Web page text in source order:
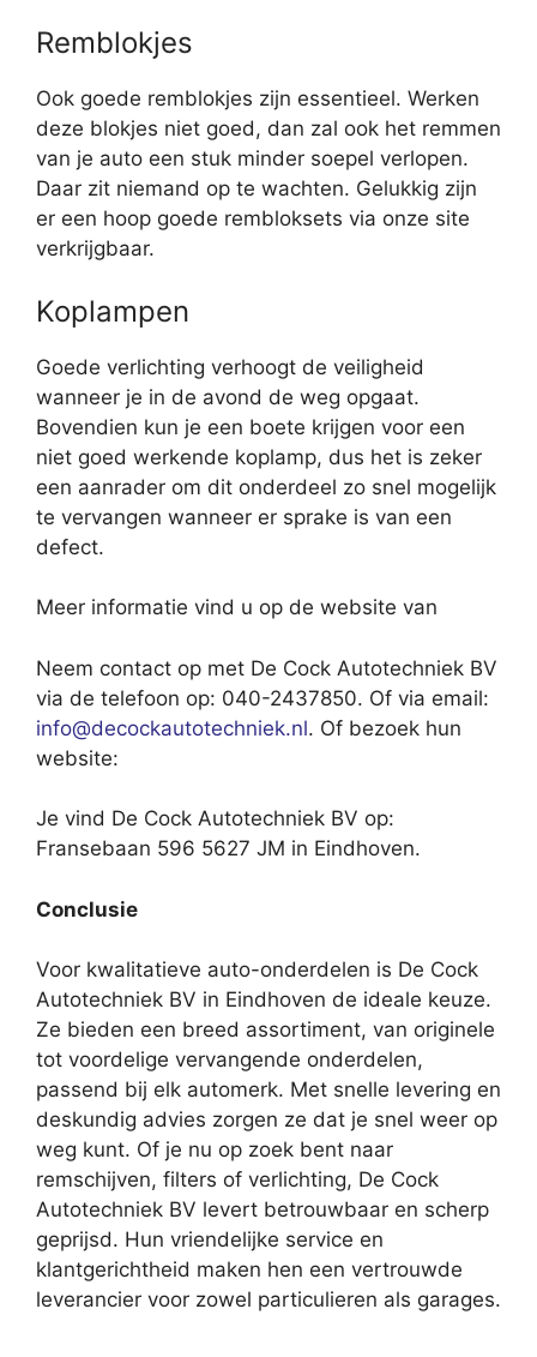
Remblokjes
Ook goede remblokjes zijn essentieel. Werken
deze blokjes niet goed, dan zal ook het remmen
van je auto een stuk minder soepel verlopen.
Daar zit niemand op te wachten. Gelukkig zijn
er een hoop goede rembloksets via onze site
verkrijgbaar.
Koplampen
Goede verlichting verhoogt de veiligheid
wanneer je in de avond de weg opgaat.
Bovendien kun je een boete krijgen voor een
niet goed werkende koplamp, dus het is zeker
een aanrader om dit onderdeel zo snel mogelijk
te vervangen wanneer er sprake is van een
defect.
Meer informatie vind u op de website van
Neem contact op met De Cock Autotechniek BV
via de telefoon op: 040-2437850. Of via email:
info@decockautotechniek.nl. Of bezoek hun
website:
Je vind De Cock Autotechniek BV op:
Fransebaan 596 5627 JM in Eindhoven.
Conclusie
Voor kwalitatieve auto-onderdelen is De Cock
Autotechniek BV in Eindhoven de ideale keuze.
Ze bieden een breed assortiment, van originele
tot voordelige vervangende onderdelen,
passend bij elk automerk. Met snelle levering en
deskundig advies zorgen ze dat je snel weer op
weg kunt. Of je nu op zoek bent naar
remschijven, filters of verlichting, De Cock
Autotechniek BV levert betrouwbaar en scherp
geprijsd. Hun vriendelijke service en
klantgerichtheid maken hen een vertrouwde
leverancier voor zowel particulieren als garages.